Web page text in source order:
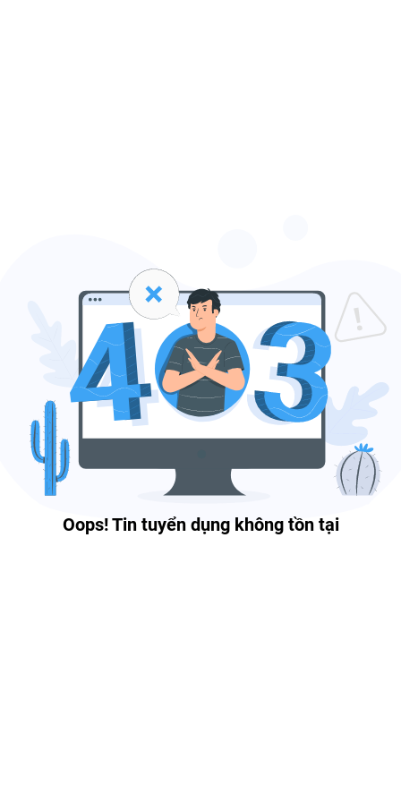
Oops! Tin tuyển dụng không tồn tại